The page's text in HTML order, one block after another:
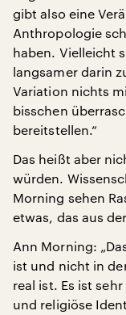
gibt also eine
Anthropologie
haben. Vielleicht
langsamer darin
Variation nichts
bisschen
bereitstellen.“
Das heißt aber
würden.
Morning sehen
etwas, das aus
Ann Morning:
ist und nicht in
real ist. Es ist
und religiöse